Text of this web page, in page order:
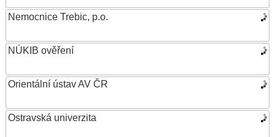
Nemocnice Trebic, p.o.
NÚKIB ověření
Orientální ústav AV ČR
Ostravská univerzita